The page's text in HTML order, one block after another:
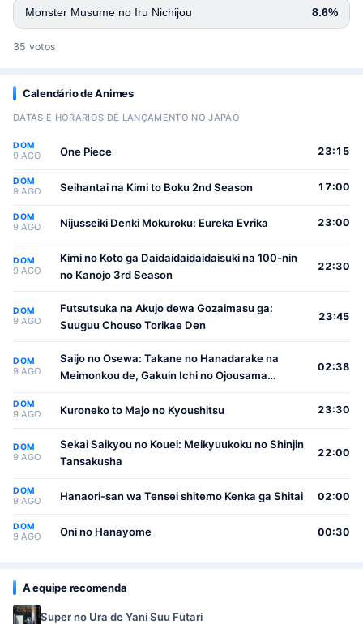
Monster Musume no Iru Nichijou 8.6%
35 votos
Calendário de Animes
DATAS E HORÁRIOS DE LANÇAMENTO NO JAPÃO
DOM
9 AGO One Piece 23:15
DOM
9 AGO Seihantai na Kimi to Boku 2nd Season 17:00
DOM
9 AGO Nijusseiki Denki Mokuroku: Eureka Evrika 23:00
DOM
9 AGO
Kimi no Koto ga Daidaidaidaidaisuki na 100-nin
no Kanojo 3rd Season
22:30
DOM
9 AGO
Futsutsuka na Akujo dewa Gozaimasu ga:
Suuguu Chouso Torikae Den
23:45
DOM
9 AGO
Saijo no Osewa: Takane no Hanadarake na
Meimonkou de, Gakuin Ichi no Ojousama
Osewa suru Koto ni Narimashita
02:38
DOM
9 AGO Kuroneko to Majo no Kyoushitsu 23:30
DOM
9 AGO
Sekai Saikyou no Kouei: Meikyuukoku no Shinjin
Tansakusha
22:00
DOM
9 AGO Hanaori-san wa Tensei shitemo Kenka ga Shitai 02:00
DOM
9 AGO Oni no Hanayome 00:30
A equipe recomenda
Super no Ura de Yani Suu Futari